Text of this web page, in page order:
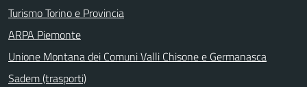
Turismo Torino e Provincia
ARPA Piemonte
Unione Montana dei Comuni Valli Chisone e Germanasca
Sadem (trasporti)